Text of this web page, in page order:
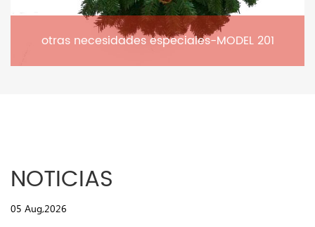
otras necesidades especiales-MODEL 201
NOTICIAS
05 Aug,2026